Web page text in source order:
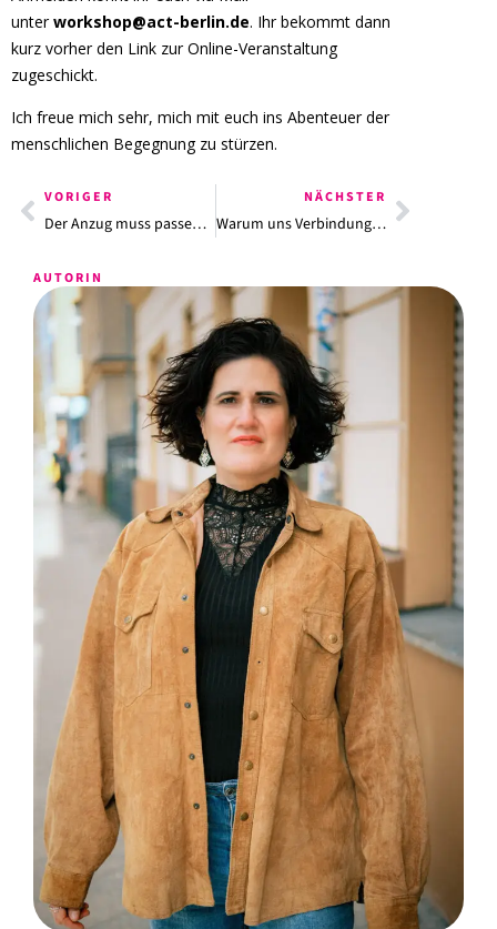
unterworkshop@act-berlin.de. Ihr bekommt dann
kurz vorher den Link zur Online-Veranstaltung
zugeschickt.
Ich freue mich sehr, mich mit euch ins Abenteuer der
menschlichen Begegnung zu stürzen.
VORIGER
Der Anzug muss passen – Das Veto-Recht im Erziehungskontext
NÄCHSTER
Warum uns Verbindung so schwer fällt – und warum sie gleichzeitig so wichtig ist
AUTORIN